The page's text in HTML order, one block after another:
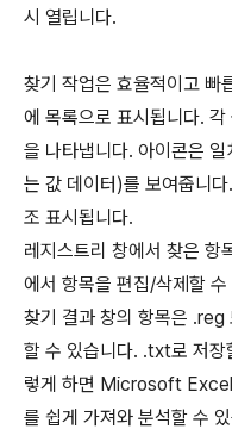
시 열립니다.
찾기 작업은 효율적이고 빠
에 목록으로 표시됩니다.
을 나타냅니다. 아이콘은
는 값 데이터)를 보여줍니
조 표시됩니다.
레지스트리 창에서 찾은 항
에서 항목을 편집/삭제할 수
찾기 결과 창의 항목은
할 수 있습니다. .txt로 저장
렇게 하면 Microsoft Excel
를 쉽게 가져와 분석할 수